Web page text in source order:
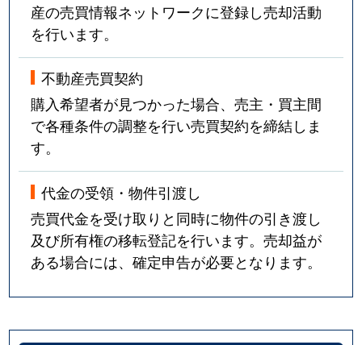
産の売買情報ネットワークに登録し売却活動
を行います。
不動産売買契約
購入希望者が見つかった場合、売主・買主間
で各種条件の調整を行い売買契約を締結しま
す。
代金の受領・物件引渡し
売買代金を受け取りと同時に物件の引き渡し
及び所有権の移転登記を行います。売却益が
ある場合には、確定申告が必要となります。